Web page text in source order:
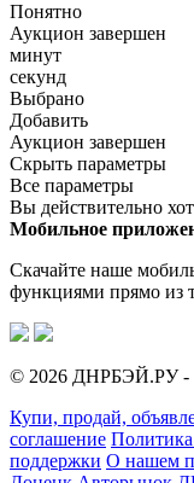
Понятно
Аукцион завершен
минут
секунд
Выбрано
Добавить
Аукцион завершен
Скрыть параметры
Все параметры
Вы действительно
Мобильное
Скачайте наше
функциями прямо из
© 2026 ДНРБЭЙ.РУ -
Купи, продай,
соглашение
поддержки О нашем